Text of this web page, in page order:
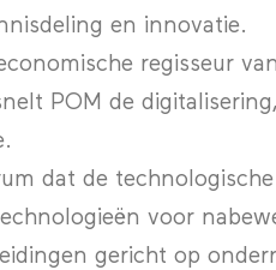
en innovatie.
regisseur
POM de
dat de
voor
gericht op